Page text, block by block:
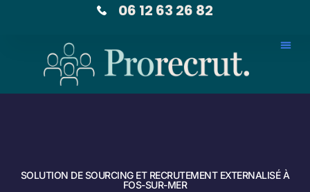
06 12 63 26 82
SOLUTION DE SOURCING ET RECRUTEMENT EXTERNALISÉ À
FOS-SUR-MER